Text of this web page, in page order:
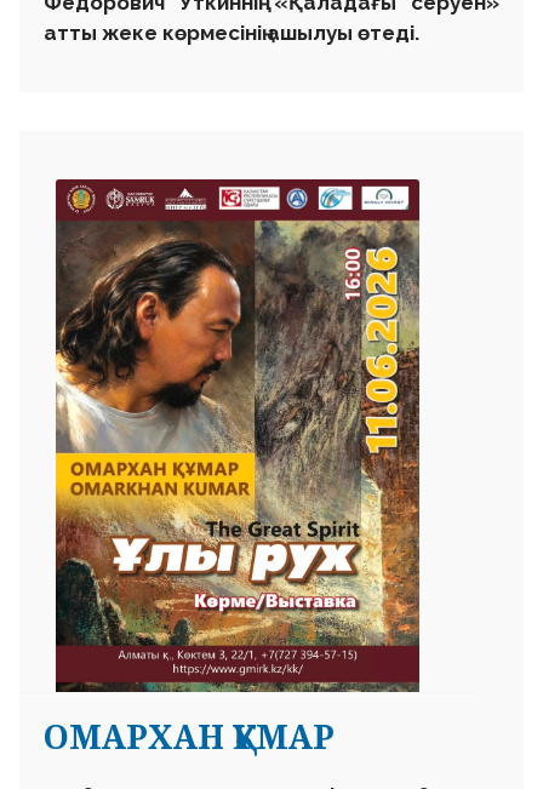
атты жеке көрмесінің ашылуы өтеді.
ОМАРХАН ҚҰМАР